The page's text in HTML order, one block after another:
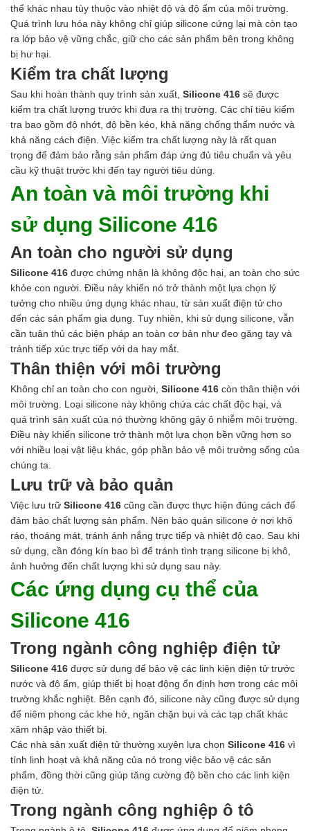
thể khác nhau tùy thuộc vào nhiệt độ và độ ẩm của môi trường.
Quá trình lưu hóa này không chỉ giúp silicone cứng lại mà còn tạo
ra lớp bảo vệ vững chắc, giữ cho các sản phẩm bên trong không
bị hư hại.
Kiểm tra chất lượng
Sau khi hoàn thành quy trình sản xuất, Silicone 416 sẽ được
kiểm tra chất lượng trước khi đưa ra thị trường. Các chỉ tiêu kiểm
tra bao gồm độ nhớt, độ bền kéo, khả năng chống thấm nước và
khả năng cách điện. Việc kiểm tra chất lượng này là rất quan
trọng để đảm bảo rằng sản phẩm đáp ứng đủ tiêu chuẩn và yêu
cầu kỹ thuật trước khi đến tay người tiêu dùng.
An toàn và môi trường khi
sử dụng Silicone 416
An toàn cho người sử dụng
Silicone 416 được chứng nhận là không độc hại, an toàn cho sức
khỏe con người. Điều này khiến nó trở thành một lựa chọn lý
tưởng cho nhiều ứng dụng khác nhau, từ sản xuất điện tử cho
đến các sản phẩm gia dụng. Tuy nhiên, khi sử dụng silicone, vẫn
cần tuân thủ các biện pháp an toàn cơ bản như đeo găng tay và
tránh tiếp xúc trực tiếp với da hay mắt.
Thân thiện với môi trường
Không chỉ an toàn cho con người, Silicone 416 còn thân thiện với
môi trường. Loại silicone này không chứa các chất độc hại, và
quá trình sản xuất của nó thường không gây ô nhiễm môi trường.
Điều này khiến silicone trở thành một lựa chọn bền vững hơn so
với nhiều loại vật liệu khác, góp phần bảo vệ môi trường sống của
chúng ta.
Lưu trữ và bảo quản
Việc lưu trữ Silicone 416 cũng cần được thực hiện đúng cách để
đảm bảo chất lượng sản phẩm. Nên bảo quản silicone ở nơi khô
ráo, thoáng mát, tránh ánh nắng trực tiếp và nhiệt độ cao. Sau khi
sử dụng, cần đóng kín bao bì để tránh tình trạng silicone bị khô,
ảnh hưởng đến chất lượng khi sử dụng sau này.
Các ứng dụng cụ thể của
Silicone 416
Trong ngành công nghiệp điện tử
Silicone 416 được sử dụng để bảo vệ các linh kiện điện tử trước
nước và độ ẩm, giúp thiết bị hoạt động ổn định hơn trong các môi
trường khắc nghiệt. Bên cạnh đó, silicone này cũng được sử dụng
để niêm phong các khe hở, ngăn chặn bụi và các tạp chất khác
xâm nhập vào thiết bị.
Các nhà sản xuất điện tử thường xuyên lựa chọn Silicone 416 vì
tính linh hoạt và khả năng của nó trong việc bảo vệ các sản
phẩm, đồng thời cũng giúp tăng cường độ bền cho các linh kiện
điện tử.
Trong ngành công nghiệp ô tô